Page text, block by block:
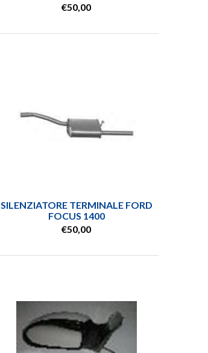
€50,00
SILENZIATORE TERMINALE FORD
FOCUS 1400
€50,00